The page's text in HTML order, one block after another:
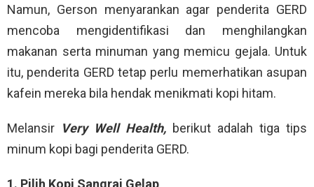
Namun, Gerson menyarankan agar penderita GERD
mencoba mengidentifikasi dan menghilangkan
makanan serta minuman yang memicu gejala. Untuk
itu, penderita GERD tetap perlu memerhatikan asupan
kafein mereka bila hendak menikmati kopi hitam.
Melansir Very Well Health, berikut adalah tiga tips
minum kopi bagi penderita GERD.
1. Pilih Kopi Sangrai Gelap